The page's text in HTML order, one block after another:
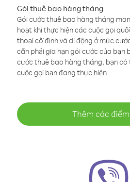
Gói thuê bao hàng tháng
Gói cước thuê bao hàng tháng
hoạt khi thực hiện các cuộc gọi
thoại cố định và di động ở mức
cần phải gia hạn gói cước của bạn
cước thuê bao hàng tháng, bạn
cuộc gọi bạn đang thực hiện
Thêm các